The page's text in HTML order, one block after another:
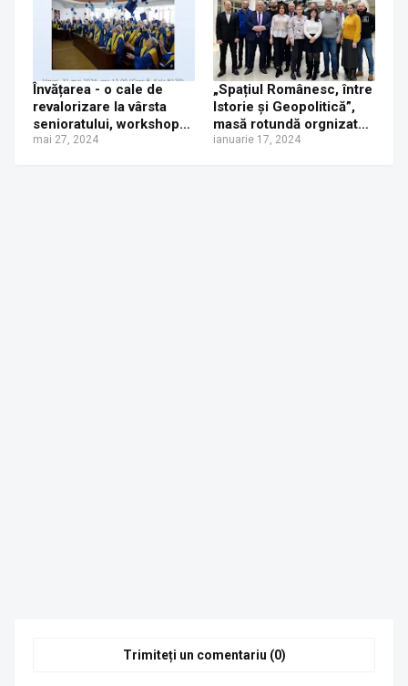
Învățarea - o cale de
revalorizare la vârsta
senioratului, workshop
organizat de
mai 27, 2024
„Spațiul Românesc, între
Istorie și Geopolitică”,
masă rotundă orgnizată
de Facultatea de Istorie
ianuarie 17, 2024
Trimiteți un comentariu (0)